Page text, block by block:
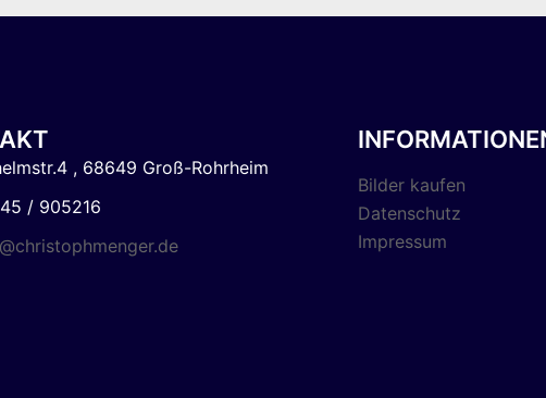
, 68649 Groß-Rohrheim
/ 905216
Bilder kaufen
Datenschutz
Impressum